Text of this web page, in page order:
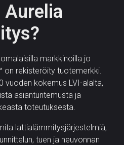
markkinoilla jo
on rekisteröity tuotemerkki.
vuoden kokemus LVI-alalta,
asiantuntemusta ja
toteutuksesta.
lattialämmitysjärjestelmiä,
tuen ja neuvonnan